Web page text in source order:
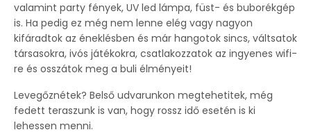
valamint party fények, UV led lámpa, füst- és buborékgép
is. Ha pedig ez még nem lenne elég vagy nagyon
kifáradtok az éneklésben és már hangotok sincs, váltsatok
társasokra, ivós játékokra, csatlakozzatok az ingyenes wifi-
re és osszátok meg a buli élményeit!
Levegőznétek? Belső udvarunkon megtehetitek, még
fedett teraszunk is van, hogy rossz idő esetén is ki
lehessen menni.